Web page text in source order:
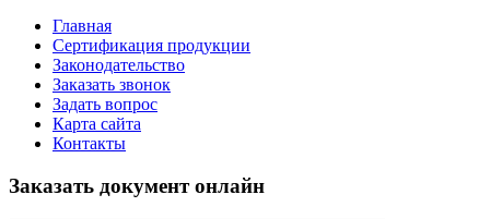
Главная
Сертификация продукции
Законодательство
Заказать звонок
Задать вопрос
Карта сайта
Контакты
Заказать документ онлайн